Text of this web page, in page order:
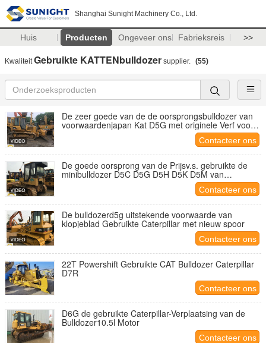
Shanghai Sunight Machinery Co., Ltd.
Huis Producten Ongeveer ons Fabrieksreis >>
KwaliteitGebruikte KATTENbulldozer supplier. (55)
De zeer goede van de de oorsprongsbulldozer van
voorwaardenjapan Kat D5G met originele Verf voor
Contacteer ons
De goede oorsprong van de Prijsv.s. gebruikte de
minibulldozer D5C D5G D5H D5K D5M van
Contacteer ons
De bulldozerd5g uitstekende voorwaarde van
klopjeblad Gebruikte Caterpillar met nieuw spoor
Contacteer ons
22T Powershift Gebruikte CAT Bulldozer Caterpillar
D7R
Contacteer ons
D6G de gebruikte Caterpillar-Verplaatsing van de
Bulldozer10.5l Motor
Contacteer ons